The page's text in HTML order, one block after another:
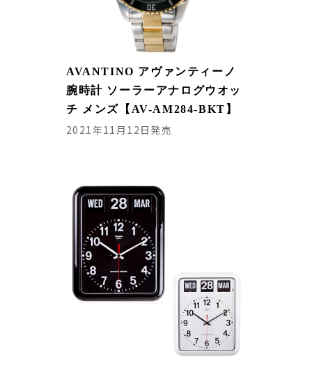
AVANTINO アヴァンティーノ
腕時計 ソーラーアナログウオッ
チ メンズ【AV-AM284-BKT】
2021年11月12日発売